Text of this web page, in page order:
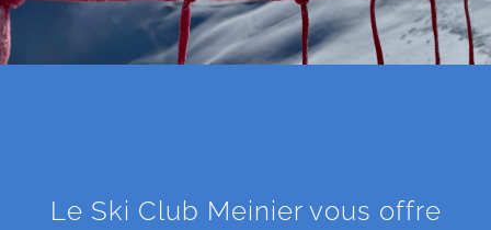
Le Ski Club Meinier vous offre